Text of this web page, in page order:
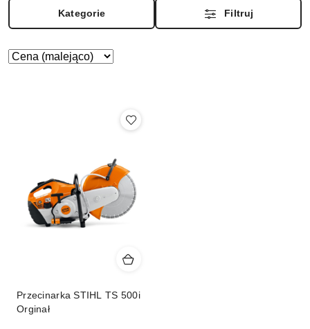
Kategorie Filtruj
Zastosowano
Sortuj
Przecinarka STIHL TS 500i
Orginał